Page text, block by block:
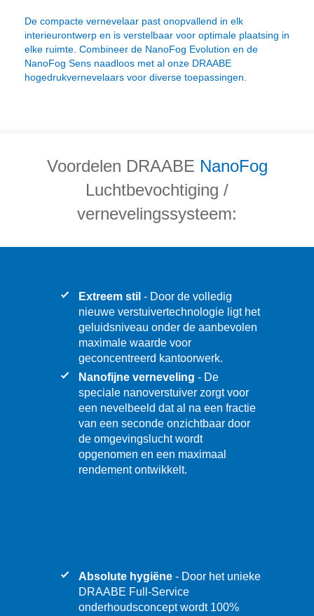
De compacte vernevelaar past onopvallend in elk
interieurontwerp en is verstelbaar voor optimale plaatsing in
elke ruimte. Combineer de NanoFog Evolution en de
NanoFog Sens naadloos met al onze DRAABE
hogedrukvernevelaars voor diverse toepassingen.
Voordelen DRAABE NanoFog
Luchtbevochtiging /
vernevelingssysteem:
Extreem stil - Door de volledig
nieuwe verstuivertechnologie ligt het
geluidsniveau onder de aanbevolen
maximale waarde voor
geconcentreerd kantoorwerk.
Nanofijne verneveling - De
speciale nanoverstuiver zorgt voor
een nevelbeeld dat al na een fractie
van een seconde onzichtbaar door
de omgevingslucht wordt
opgenomen en een maximaal
rendement ontwikkelt.
Absolute hygiëne - Door het unieke
DRAABE Full-Service
onderhoudsconcept wordt 100%